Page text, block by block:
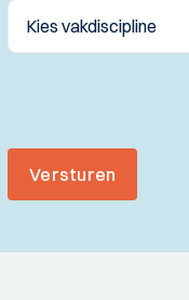
Versturen